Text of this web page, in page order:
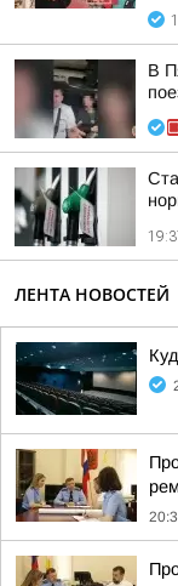
В
ЛЕНТА НОВОСТЕЙ